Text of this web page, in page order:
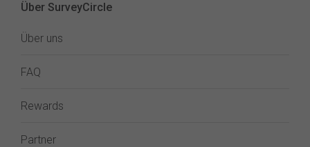
Über SurveyCircle
Über uns
FAQ
Rewards
Partner